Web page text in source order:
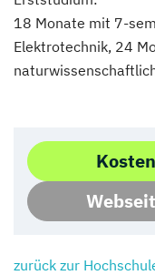
18 Monate mit 7-
Elektrotechnik, 24
zurück zur